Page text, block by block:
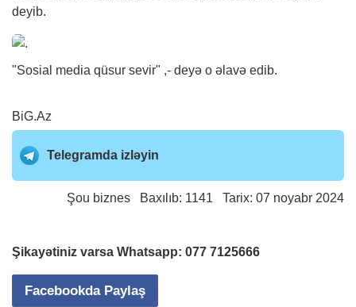
deyib.
"Sosial media qüsur sevir" ,- deyə o əlavə edib.
BiG.Az
Telegramda izləyin
Şou biznes Baxılıb: 1141 Tarix: 07 noyabr 2024
Şikayətiniz varsa Whatsapp: 077 7125666
Facebookda Paylaş